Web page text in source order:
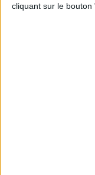
cliquant sur le bouton
Chaque